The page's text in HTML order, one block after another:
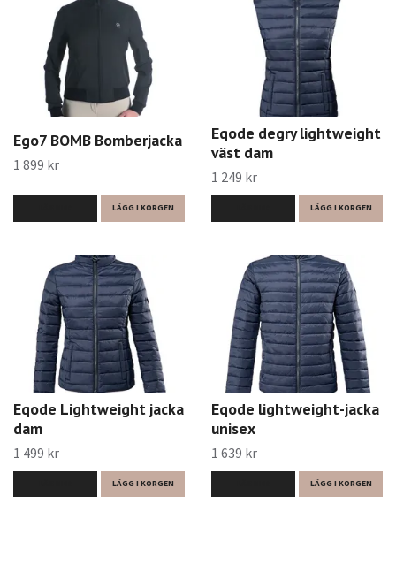
Ego7 BOMB Bomberjacka
1 899 kr
LÄGG I KORGEN
Eqode degry lightweight
väst dam
1 249 kr
LÄGG I KORGEN
Eqode Lightweight jacka
dam
1 499 kr
LÄGG I KORGEN
Eqode lightweight-jacka
unisex
1 639 kr
LÄGG I KORGEN